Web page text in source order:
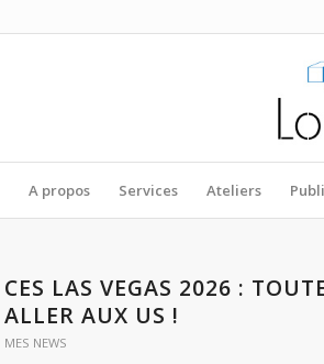
A propos Services Ateliers
CES LAS VEGAS 2026 :
ALLER AUX US !
MES NEWS